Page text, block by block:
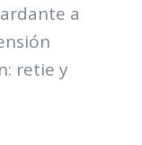
a
retie y